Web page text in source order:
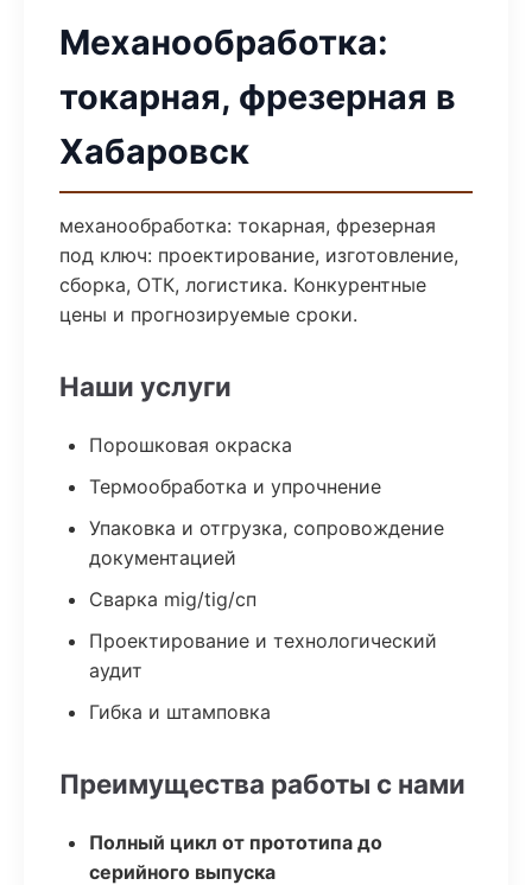
Механообработка:
токарная, фрезерная в
Хабаровск
механообработка: токарная, фрезерная
под ключ: проектирование, изготовление,
сборка, ОТК, логистика. Конкурентные
цены и прогнозируемые сроки.
Наши услуги
Порошковая окраска
Термообработка и упрочнение
Упаковка и отгрузка, сопровождение
документацией
Сварка mig/tig/сп
Проектирование и технологический
аудит
Гибка и штамповка
Преимущества работы с нами
Полный цикл от прототипа до
серийного выпуска